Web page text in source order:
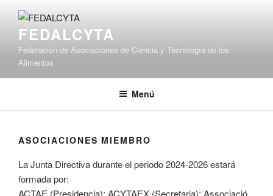
contenido
FEDALCYTA
Federación de Asociaciones de Ciencia y Tecnología de los
Alimentos
Menú
ASOCIACIONES MIEMBRO
La Junta Directiva durante el periodo 2024-2026 estará
formada por:
ACTAE (Presidencia); ACYTAEX (Secretaria); Associació